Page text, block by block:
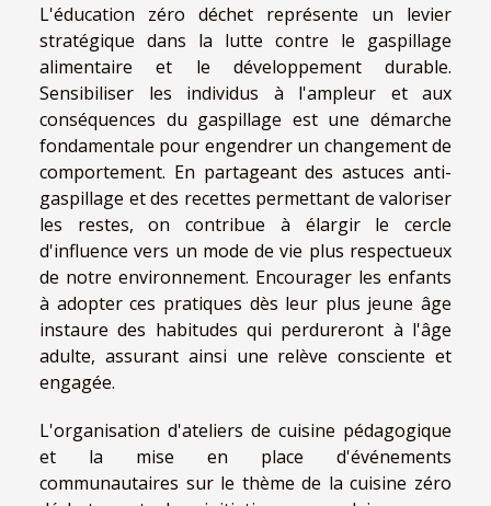
L'éducation zéro déchet représente un levier
stratégique dans la lutte contre le gaspillage
alimentaire et le développement durable.
Sensibiliser les individus à l'ampleur et aux
conséquences du gaspillage est une démarche
fondamentale pour engendrer un changement de
comportement. En partageant des astuces anti-
gaspillage et des recettes permettant de valoriser
les restes, on contribue à élargir le cercle
d'influence vers un mode de vie plus respectueux
de notre environnement. Encourager les enfants
à adopter ces pratiques dès leur plus jeune âge
instaure des habitudes qui perdureront à l'âge
adulte, assurant ainsi une relève consciente et
engagée.
L'organisation d'ateliers de cuisine pédagogique
et la mise en place d'événements
communautaires sur le thème de la cuisine zéro